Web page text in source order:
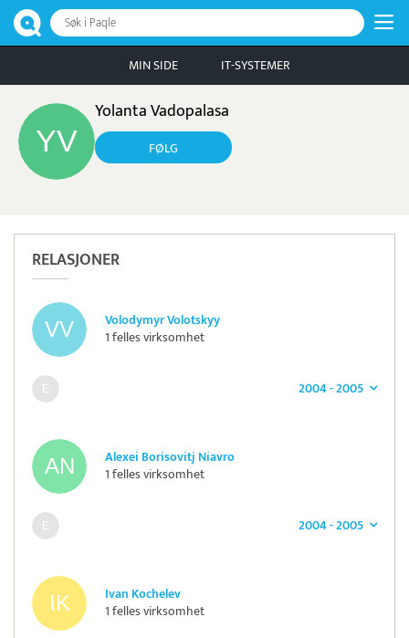
Søk i Paqle
MIN SIDE IT-SYSTEMER
Yolanta Vadopalasa
FØLG
RELASJONER
Volodymyr Volotskyy
1 felles virksomhet
2004 - 2005
Alexei Borisovitj Niavro
1 felles virksomhet
2004 - 2005
Ivan Kochelev
1 felles virksomhet